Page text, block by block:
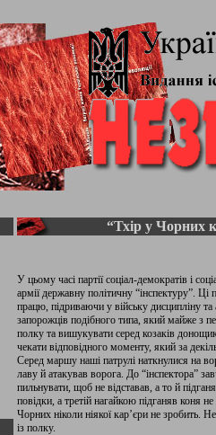
“Тхір у Чорних
У цьому часі партії соціал-демократів і
армії державну політичну “інспектуру”. Ці
працю, підриваючи у війську дисципліну
запорожців подібного типа, який майже з
полку та вишукувати серед козаків
чекати відповідного моменту, який за
Серед маршу наші патрулі наткнулися на
лаву й атакував ворога. До “інспектора”
пильнувати, щоб не відставав, а то й
повідки, а третій нагайкою підганяв коня
Чорних ніколи ніякої кар’єри не зробить.
із полку.